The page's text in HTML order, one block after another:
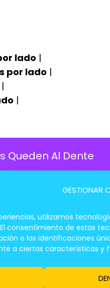
GESTIONAR
utilizamos
consentimiento de estas
o las identificaciones
a ciertas características y
lado |
por lado |
|
|
Queden Al Dente
por completo en
De La
lento para